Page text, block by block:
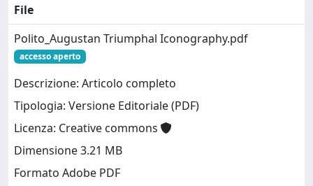
File
Polito_Augustan Triumphal Iconography.pdf
accesso aperto
Descrizione: Articolo completo
Tipologia: Versione Editoriale (PDF)
Licenza: Creative commons
Dimensione 3.21 MB
Formato Adobe PDF